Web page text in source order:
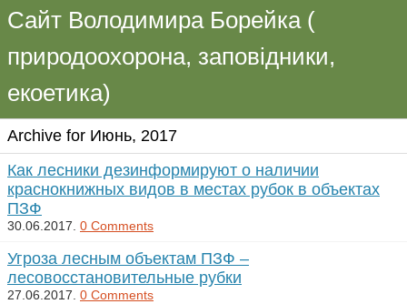
Сайт Володимира Борейка (
природоохорона, заповідники,
екоетика)
Archive for Июнь, 2017
Как лесники дезинформируют о наличии
краснокнижных видов в местах рубок в объектах
ПЗФ
30.06.2017. 0 Comments
Угроза лесным объектам ПЗФ –
лесовосстановительные рубки
27.06.2017. 0 Comments